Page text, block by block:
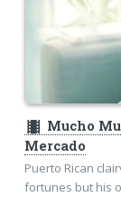
theaters Mucho
Mercado
Puerto Rican
fortunes but his